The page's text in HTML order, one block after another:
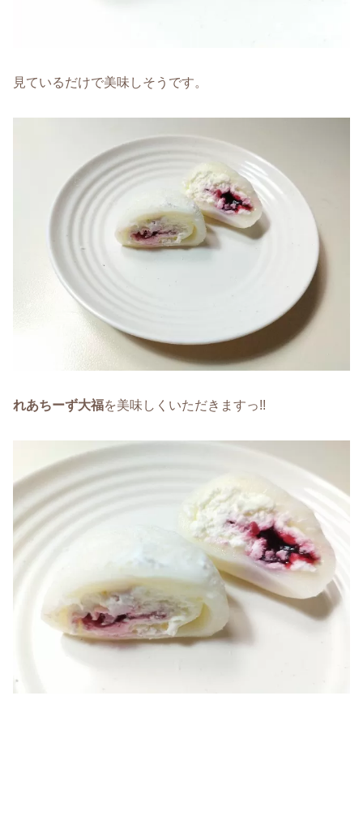
見ているだけで美味しそうです。
れあちーず大福を美味しくいただきますっ!!